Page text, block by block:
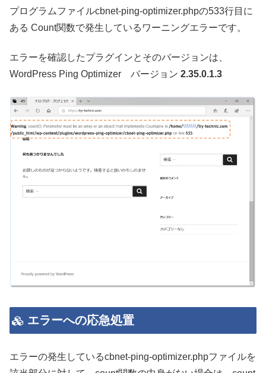
プログラムファイルcbnet-ping-optimizer.phpの533行目に
ある Count関数で発生しているワーニングエラーです。
エラーを確認したプラグインとそのバージョンは、
WordPress Ping Optimizer バージョン 2.35.0.1.3
エラーへの応急処置
エラーの発生しているcbnet-ping-optimizer.phpファイルを